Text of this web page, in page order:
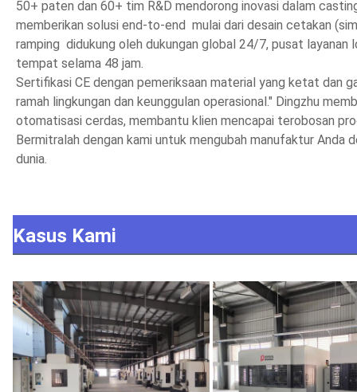
50+ paten dan 60+ tim R&D mendorong inovasi dalam
memberikan solusi end-to-end  mulai dari desain cetakan
ramping  didukung oleh dukungan global 24/7, pusat layanan
tempat selama 48 jam.
Sertifikasi CE dengan pemeriksaan material yang ketat dan
ramah lingkungan dan keunggulan operasional." Dingzhu
otomatisasi cerdas, membantu klien mencapai terobosan
Bermitralah dengan kami untuk mengubah manufaktur Anda
dunia.
Kasus Kami